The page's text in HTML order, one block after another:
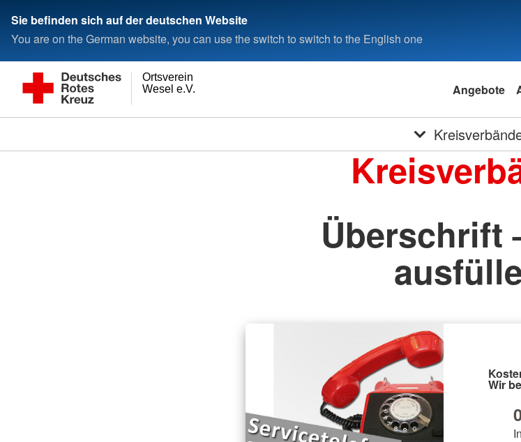
Sie befinden sich auf der deutschen Website
You are on the German website, you can use the switch to switch to the English one
Wesel e.V.
Ortsverein
Angebote
Überschrift
Wir